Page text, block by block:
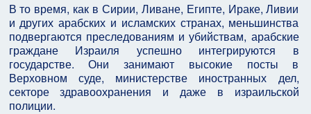
В то время, как в Сирии, Ливане, Египте, Ираке, Ливии
и других арабских и исламских странах, меньшинства
подвергаются преследованиям и убийствам, арабские
граждане Израиля успешно интегрируются в
государстве. Они занимают высокие посты в
Верховном суде, министерстве иностранных дел,
секторе здравоохранения и даже в израильской
полиции.